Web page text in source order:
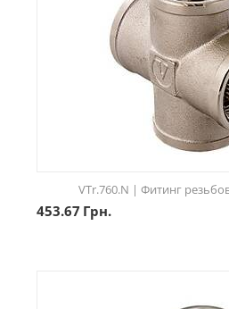
VTr.760.N | Фитинг
453.67 Грн.